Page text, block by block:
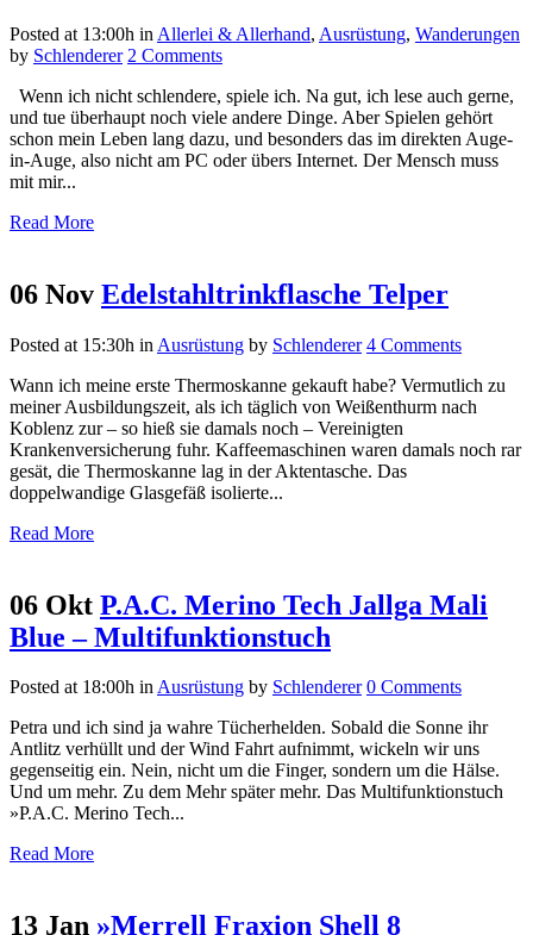
Posted at 13:00h in Allerlei & Allerhand, Ausrüstung, Wanderungen
by Schlenderer 2 Comments
Wenn ich nicht schlendere, spiele ich. Na gut, ich lese auch gerne,
und tue überhaupt noch viele andere Dinge. Aber Spielen gehört
schon mein Leben lang dazu, und besonders das im direkten Auge-
in-Auge, also nicht am PC oder übers Internet. Der Mensch muss
mit mir...
Read More
06 Nov Edelstahltrinkflasche Telper
Posted at 15:30h in Ausrüstung by Schlenderer 4 Comments
Wann ich meine erste Thermoskanne gekauft habe? Vermutlich zu
meiner Ausbildungszeit, als ich täglich von Weißenthurm nach
Koblenz zur – so hieß sie damals noch – Vereinigten
Krankenversicherung fuhr. Kaffeemaschinen waren damals noch rar
gesät, die Thermoskanne lag in der Aktentasche. Das
doppelwandige Glasgefäß isolierte...
Read More
06 Okt P.A.C. Merino Tech Jallga Mali
Blue – Multifunktionstuch
Posted at 18:00h inAusrüstung by Schlenderer 0 Comments
Petra und ich sind ja wahre Tücherhelden. Sobald die Sonne ihr
Antlitz verhüllt und der Wind Fahrt aufnimmt, wickeln wir uns
gegenseitig ein. Nein, nicht um die Finger, sondern um die Hälse.
Und um mehr. Zu dem Mehr später mehr. Das Multifunktionstuch
»P.A.C. Merino Tech...
Read More
13 Jan »Merrell Fraxion Shell 8